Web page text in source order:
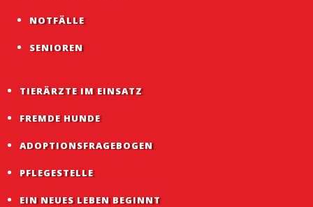
NOTFÄLLE
SENIOREN
TIERÄRZTE IM EINSATZ
FREMDE HUNDE
ADOPTIONSFRAGEBOGEN
PFLEGESTELLE
EIN NEUES LEBEN BEGINNT